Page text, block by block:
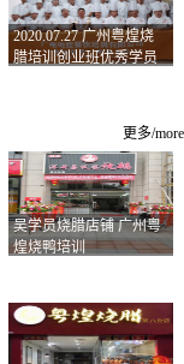
2020.07.27 广州粤煌烧
腊培训创业班优秀学员
更多/more
吴学员烧腊店铺 广州粤
煌烧鸭培训